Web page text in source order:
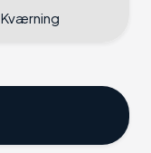
Kværning